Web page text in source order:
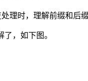
理时，理解前缀和后
，如下图。